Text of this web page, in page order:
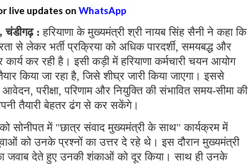
live updates on WhatsApp
चंडीगढ़ :हरियाणा के मुख्यमंत्री श्री नायब सिंह सैनी ने कहा कि
से लेकर भर्ती प्रक्रिया को अधिक पारदर्शी, समयबद्ध और
कार्य कर रही है। इसी कड़ी में हरियाणा कर्मचारी चयन आयोग
किया जा रहा है, जिसे शीघ्र जारी किया जाएगा। इससे
आवेदन, परीक्षा, परिणाम और नियुक्ति की संभावित समय-सीमा की
तैयारी बेहतर ढंग से कर सकेंगे।
सोनीपत में "छात्र संवाद मुख्यमंत्री के साथ" कार्यक्रम में
को उनके प्रश्नों का उत्तर दे रहे थे। इस दौरान मुख्यमंत्री
जवाब देते हुए उनकी शंकाओं को दूर किया। साथ ही उनके